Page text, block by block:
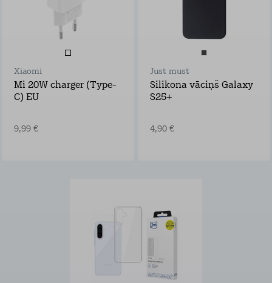
Xiaomi
Mi 20W charger (Type-
C) EU
9,99 €
Just must
Silikona vāciņš Galaxy
S25+
4,90 €